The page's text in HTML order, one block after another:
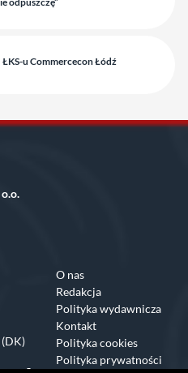
u Commercecon Łódź
O nas
Redakcja
Polityka wydawnicza
Kontakt
Polityka cookies
Polityka prywatności